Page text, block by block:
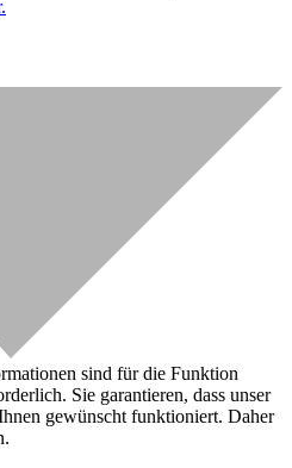
sind für die Funktion
Sie garantieren, dass unser
gewünscht funktioniert. Daher